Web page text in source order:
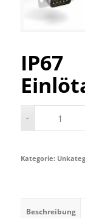
IP67
Kategorie:
Beschreibung